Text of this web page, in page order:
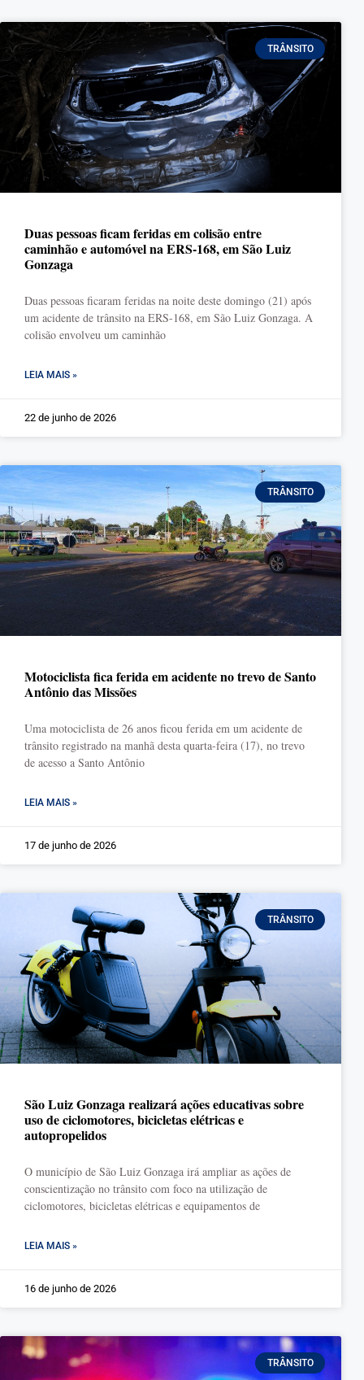
TRÂNSITO
Duas pessoas ficam feridas em colisão entre
caminhão e automóvel na ERS-168, em São Luiz
Gonzaga
Duas pessoas ficaram feridas na noite deste domingo (21) após
um acidente de trânsito na ERS-168, em São Luiz Gonzaga. A
colisão envolveu um caminhão
LEIA MAIS »
22 de junho de 2026
TRÂNSITO
Motociclista fica ferida em acidente no trevo de Santo
Antônio das Missões
Uma motociclista de 26 anos ficou ferida em um acidente de
trânsito registrado na manhã desta quarta-feira (17), no trevo
de acesso a Santo Antônio
LEIA MAIS »
17 de junho de 2026
TRÂNSITO
São Luiz Gonzaga realizará ações educativas sobre
uso de ciclomotores, bicicletas elétricas e
autopropelidos
O município de São Luiz Gonzaga irá ampliar as ações de
conscientização no trânsito com foco na utilização de
ciclomotores, bicicletas elétricas e equipamentos de
LEIA MAIS »
16 de junho de 2026
TRÂNSITO